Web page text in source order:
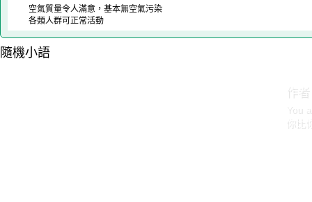
空氣質量令人滿意，基本無空氣污染
各類人群可正常活動
隨機小語
作
You
你比